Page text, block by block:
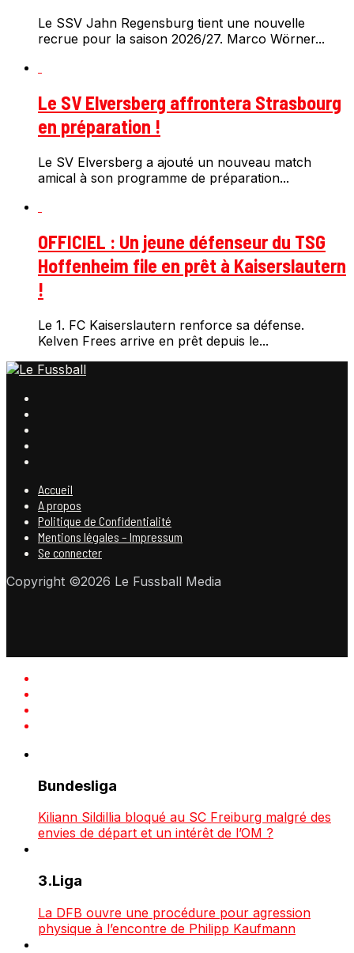
Le SSV Jahn Regensburg tient une nouvelle
recrue pour la saison 2026/27. Marco Wörner...
Le SV Elversberg affrontera Strasbourg
en préparation !
Le SV Elversberg a ajouté un nouveau match
amical à son programme de préparation...
OFFICIEL : Un jeune défenseur du TSG
Hoffenheim file en prêt à Kaiserslautern
!
Le 1. FC Kaiserslautern renforce sa défense.
Kelven Frees arrive en prêt depuis le...
Accueil
A propos
Politique de Confidentialité
Mentions légales – Impressum
Se connecter
Copyright ©2026 Le Fussball Media
Bundesliga
Kiliann Sildillia bloqué au SC Freiburg malgré des
envies de départ et un intérêt de l’OM ?
3.Liga
La DFB ouvre une procédure pour agression
physique à l’encontre de Philipp Kaufmann